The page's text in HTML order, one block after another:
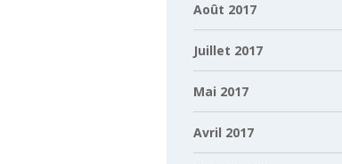
Août 2017
Juillet 2017
Mai 2017
Avril 2017